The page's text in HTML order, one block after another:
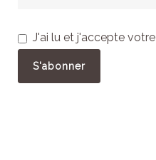
J'ai lu et j'accepte votre